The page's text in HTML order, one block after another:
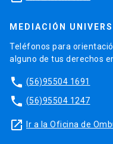
MEDIACIÓN
Teléfonos para
alguno de tus derechos
phone (56)95504 1691
phone (56)95504 1247
launch Ir a la Oficina de